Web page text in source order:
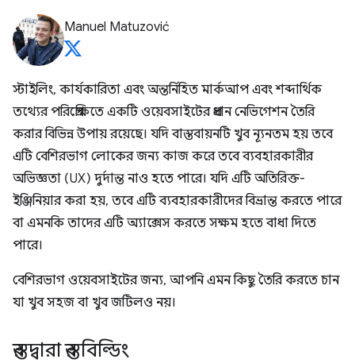
Manuel Matuzović
স্টাইলিং, কার্যকারিতা এবং অন্তর্নিহিত মার্কআপ এবং শব্দার্থিক
তথ্যের পরিপ্রেক্ষিতে একটি ওয়েবসাইটের প্রধান নেভিগেশন তৈরি
করার বিভিন্ন উপায় রয়েছে। যদি বাস্তবায়নটি খুব ন্যূনতম হয় তবে
এটি বেশিরভাগ লোকের জন্য কাজ করে তবে ব্যবহারকারীর
অভিজ্ঞতা (UX) দুর্দান্ত নাও হতে পারে। যদি এটি অতিরিক্ত-
ইঞ্জিনিয়ার করা হয়, তবে এটি ব্যবহারকারীদের বিভ্রান্ত করতে পারে
বা এমনকি তাদের এটি অ্যাক্সেস করতে সক্ষম হতে বাধা দিতে
পারে।
বেশিরভাগ ওয়েবসাইটের জন্য, আপনি এমন কিছু তৈরি করতে চান
যা খুব সহজ বা খুব জটিলও নয়।
স্তর দ্বারা স্তর বিল্ডিং